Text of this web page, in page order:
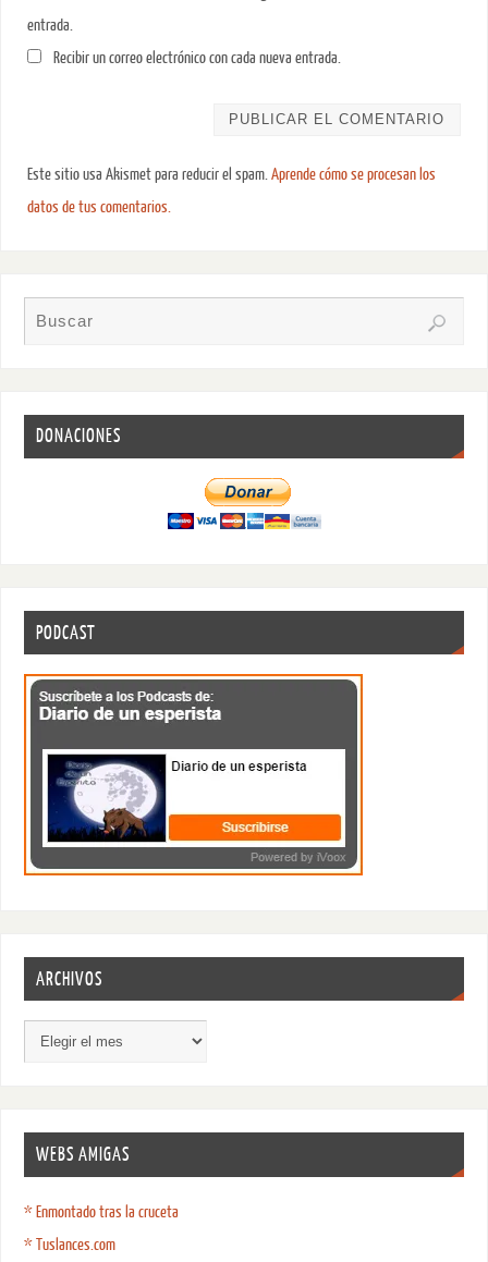
entrada.
Recibir un correo electrónico con cada nueva entrada.
Este sitio usa Akismet para reducir el spam.Aprende cómo se procesan los
datos de tus comentarios.
DONACIONES
PODCAST
ARCHIVOS
WEBS AMIGAS
* Enmontado tras la cruceta
* Tuslances.com